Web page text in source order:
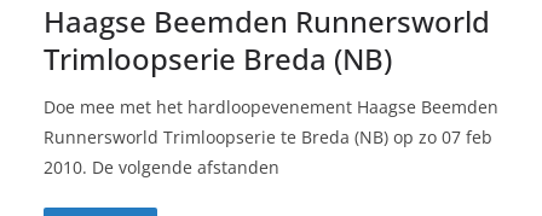
Haagse Beemden Runnersworld
Trimloopserie Breda (NB)
Doe mee met het hardloopevenement Haagse Beemden
Runnersworld Trimloopserie te Breda (NB) op zo 07 feb
2010. De volgende afstanden